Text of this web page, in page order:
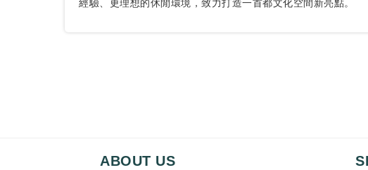
經驗、更理想的休閒環境，致力打造一首都文化空間新亮點。
ABOUT US